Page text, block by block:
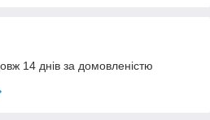
14 днів за домовленістю